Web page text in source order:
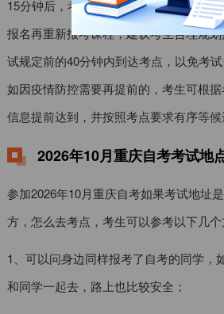
15分钟后，考生不得进入考点参加当次
报名再重新报考课程，建议考生合理规
试规定前的40分钟内到达考点，以免考
如因疫情防控需要再提前的，考生可根
信息提前达到，并按照考点要求有序等候
2026年10月重庆自考考试地
参加2026年10月重庆自考如果考试地址
方，怎么去考点，考生可以参考以下几个
1、可以问身边同样报考了自考的同学，
和同学一起去，路上也比较安全；